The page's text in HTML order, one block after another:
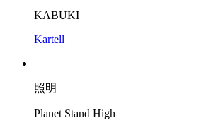
KABUKI
Kartell
照明
Planet Stand High